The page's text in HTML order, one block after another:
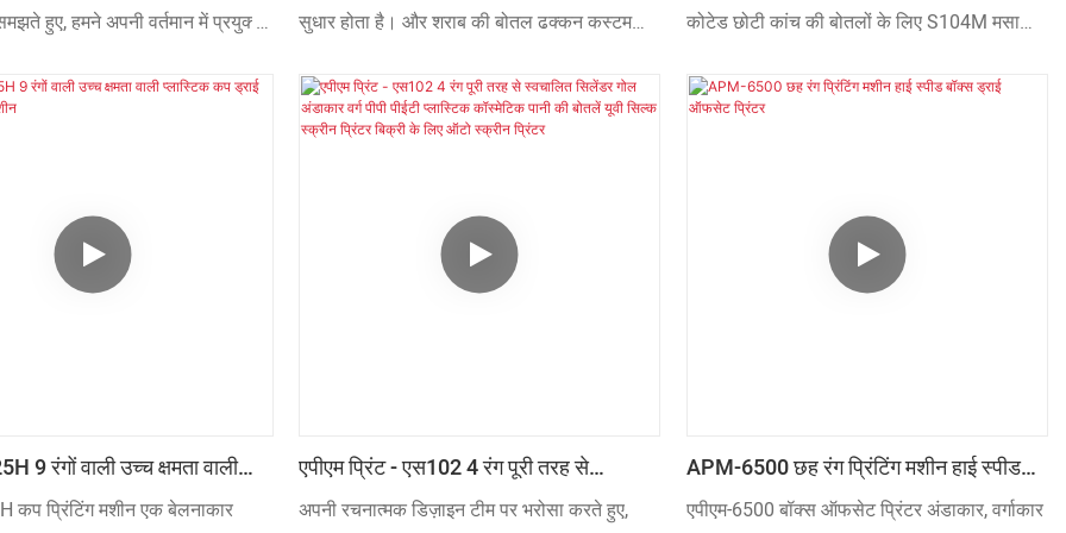
प्रिंटर मशीन ऑटो स्क्रीन
हुए, हमने अपनी वर्तमान में प्रयुक्त
प्रक्रिया में उन्नत तकनीकों का
को गोल कैंबर्ड फ्लैट कोन-आकार की
प्रिंटर मशीन के क्षेत्र में व्यापक
ढक्कन के लिए कस्टम सिल्क स्क्रीन प्रिंटिंग ऑटो
स्क्रीन प्रिंटर
सुधार होता है। और शराब की बोतल ढक्कन कस्टम
एल्यूमीनियम स्क्रीन प्रिंटिंग मशीन के स्क्रीन प्रिंटर में
व्यापक उपयोग से बाजार में बहुत अधिक ध्यान आकर्षित
छोटी कांच की बोतलों के लिए यूवी ड्रायर ऑटो
कोटेड छोटी कांच की बोतलों के लिए S104M मसाला
ड्रायर के लाभों की खोज के साथ, इसके अनुप्रयोग का
9 रंगों वाली उच्च क्षमता वाली
ड्राई ऑफसेट प्रिंट मशीन
कप प्रिंटिंग मशीन एक बेलनाकार
एपीएम प्रिंट - एस102 4 रंग पूरी तरह से
स्वचालित सिलेंडर गोल अंडाकार वर्ग पीपी पीईटी
अपनी रचनात्मक डिज़ाइन टीम पर भरोसा करते हुए,
APM-6500 छह रंग प्रिंटिंग मशीन हाई स्पीड
बॉक्स ड्राई ऑफसेट प्रिंटर
एपीएम-6500 बॉक्स ऑफसेट प्रिंटर अंडाकार, वर्गाकार